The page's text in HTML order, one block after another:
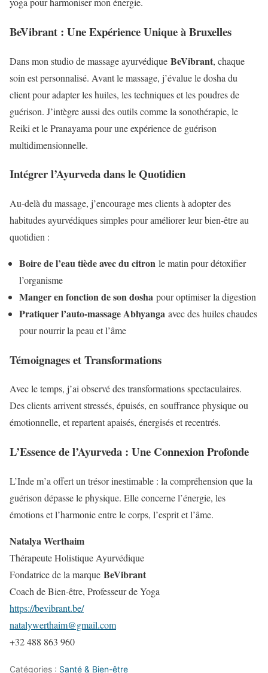
BeVibrant : Une Expérience Unique à Bruxelles
Dans mon studio de massage ayurvédique BeVibrant, chaque
soin est personnalisé. Avant le massage, j’évalue le dosha du
client pour adapter les huiles, les techniques et les poudres de
guérison. J’intègre aussi des outils comme la sonothérapie, le
Reiki et le Pranayama pour une expérience de guérison
multidimensionnelle.
Intégrer l’Ayurveda dans le Quotidien
Au-delà du massage, j’encourage mes clients à adopter des
habitudes ayurvédiques simples pour améliorer leur bien-être au
quotidien :
Boire de l’eau tiède avec du citron le matin pour détoxifier
l’organisme
Manger en fonction de son dosha pour optimiser la digestion
Pratiquer l’auto-massage Abhyanga avec des huiles chaudes
pour nourrir la peau et l’âme
Témoignages et Transformations
Avec le temps, j’ai observé des transformations spectaculaires.
Des clients arrivent stressés, épuisés, en souffrance physique ou
émotionnelle, et repartent apaisés, énergisés et recentrés.
L’Essence de l’Ayurveda : Une Connexion Profonde
L’Inde m’a offert un trésor inestimable : la compréhension que la
guérison dépasse le physique. Elle concerne l’énergie, les
émotions et l’harmonie entre le corps, l’esprit et l’âme.
Natalya Werthaim
Thérapeute Holistique Ayurvédique
Fondatrice de la marque BeVibrant
Coach de Bien-être, Professeur de Yoga
https://bevibrant.be/
natalywerthaim@gmail.com
+32 488 863 960
Catégories : Santé & Bien-être